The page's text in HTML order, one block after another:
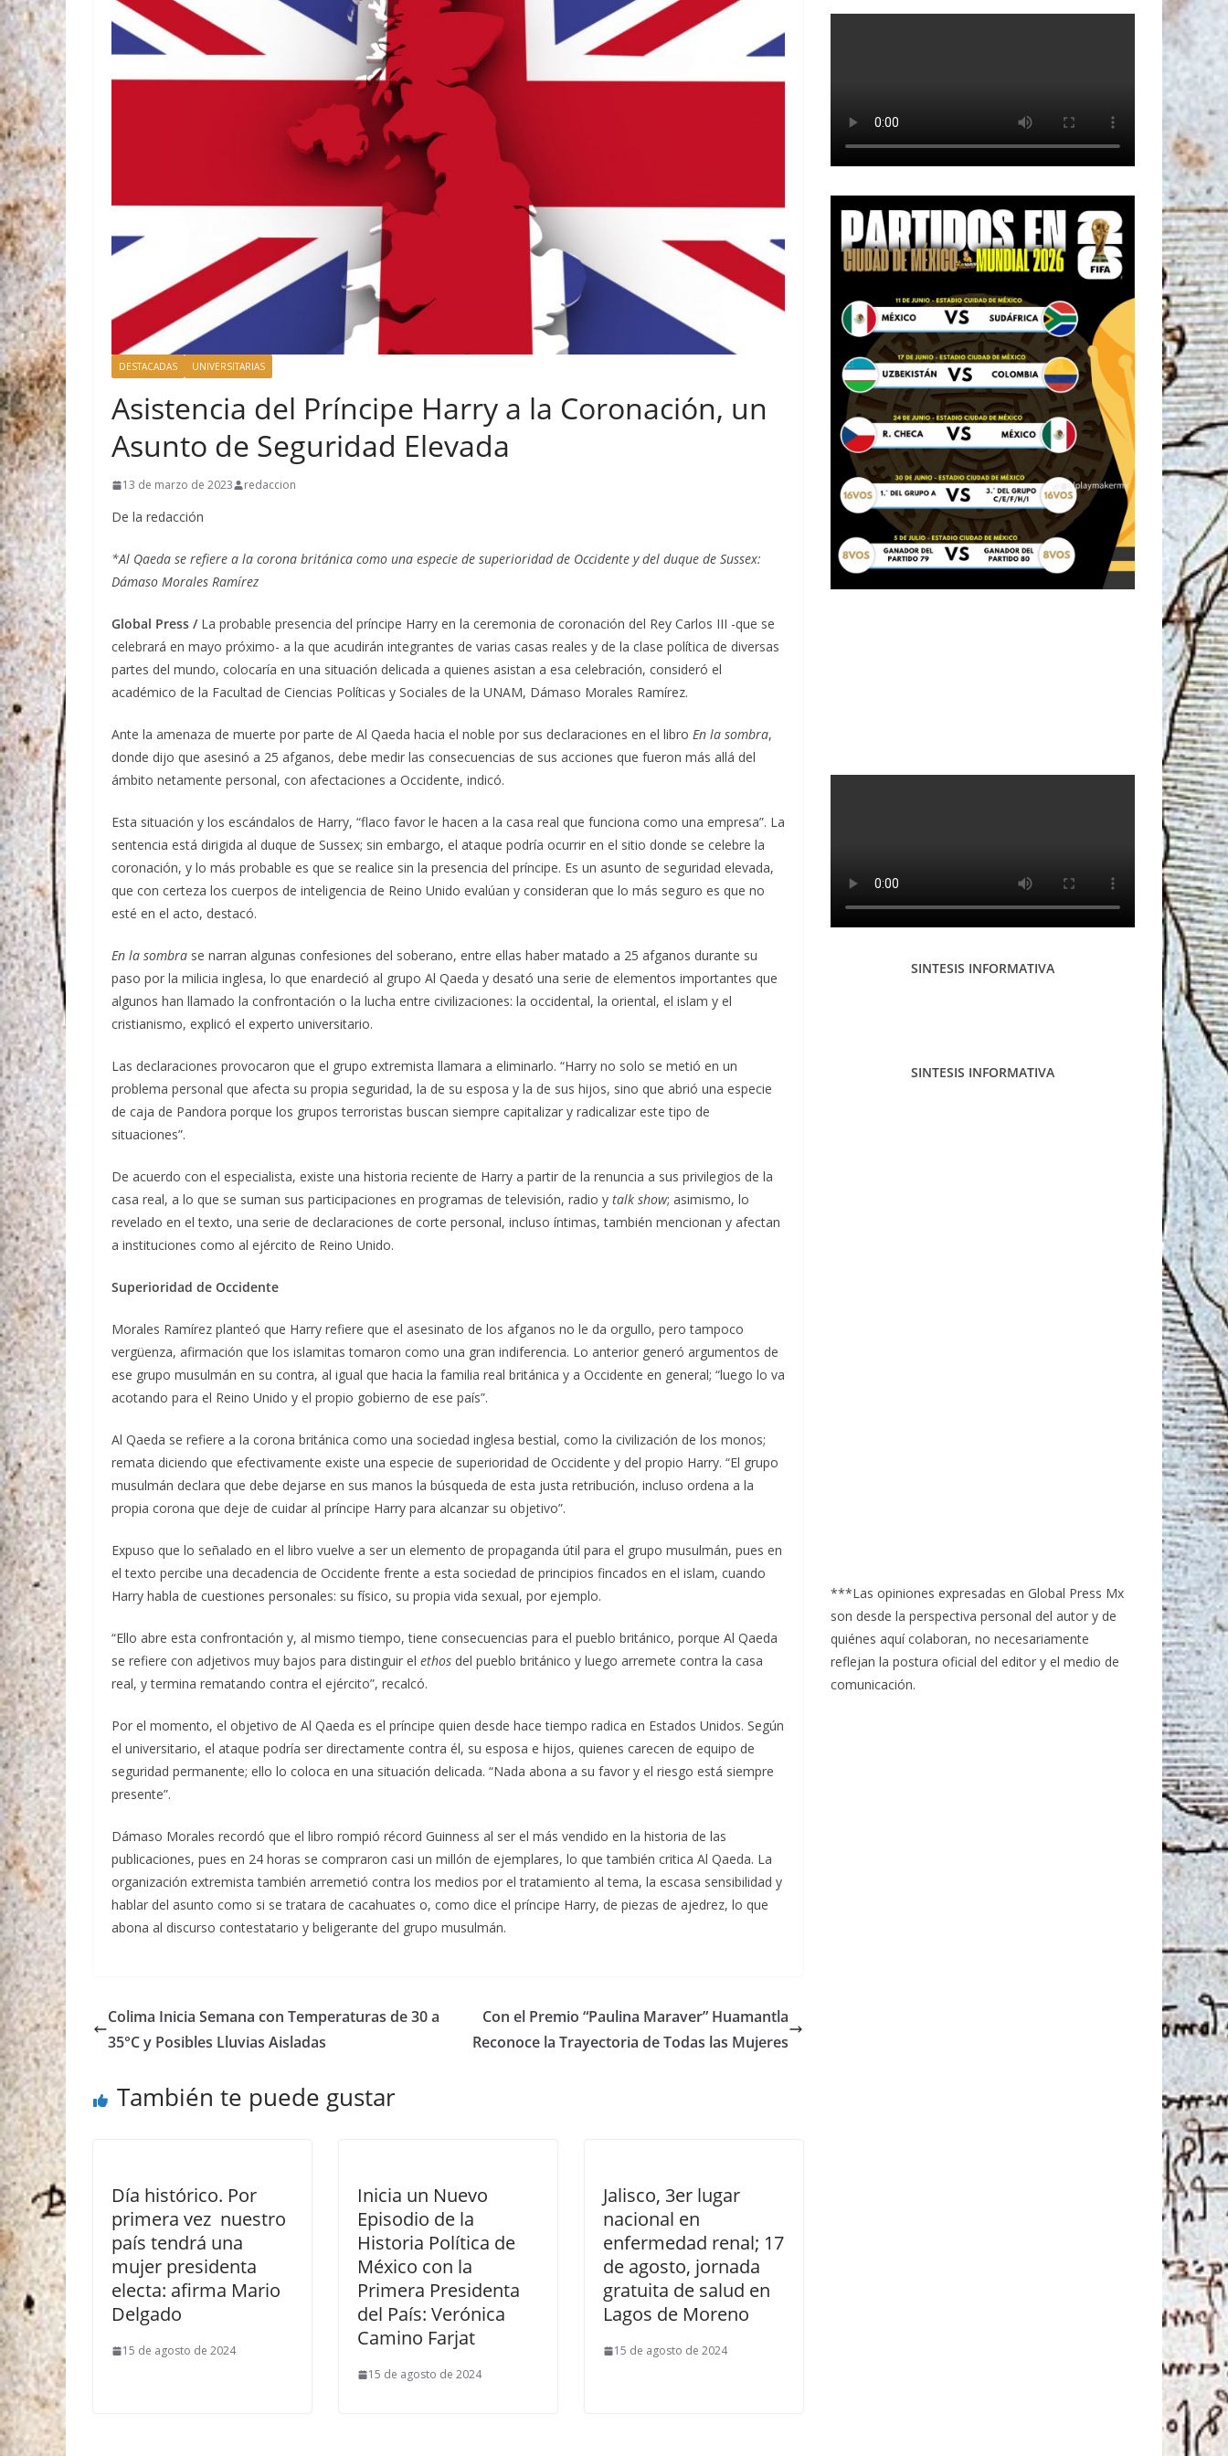
DESTACADAS UNIVERSITARIAS
Asistencia del Príncipe Harry a la Coronación, un
Asunto de Seguridad Elevada
13 de marzo de 2023 redaccion
De la redacción
*Al Qaeda se refiere a la corona británica como una especie de superioridad de Occidente y del duque de Sussex:
Dámaso Morales Ramírez
Global Press / La probable presencia del príncipe Harry en la ceremonia de coronación del Rey Carlos III -que se
celebrará en mayo próximo- a la que acudirán integrantes de varias casas reales y de la clase política de diversas
partes del mundo, colocaría en una situación delicada a quienes asistan a esa celebración, consideró el
académico de la Facultad de Ciencias Políticas y Sociales de la UNAM, Dámaso Morales Ramírez.
Ante la amenaza de muerte por parte de Al Qaeda hacia el noble por sus declaraciones en el libro En la sombra,
donde dijo que asesinó a 25 afganos, debe medir las consecuencias de sus acciones que fueron más allá del
ámbito netamente personal, con afectaciones a Occidente, indicó.
Esta situación y los escándalos de Harry, “flaco favor le hacen a la casa real que funciona como una empresa”. La
sentencia está dirigida al duque de Sussex; sin embargo, el ataque podría ocurrir en el sitio donde se celebre la
coronación, y lo más probable es que se realice sin la presencia del príncipe. Es un asunto de seguridad elevada,
que con certeza los cuerpos de inteligencia de Reino Unido evalúan y consideran que lo más seguro es que no
esté en el acto, destacó.
En la sombra se narran algunas confesiones del soberano, entre ellas haber matado a 25 afganos durante su
paso por la milicia inglesa, lo que enardeció al grupo Al Qaeda y desató una serie de elementos importantes que
algunos han llamado la confrontación o la lucha entre civilizaciones: la occidental, la oriental, el islam y el
cristianismo, explicó el experto universitario.
Las declaraciones provocaron que el grupo extremista llamara a eliminarlo. “Harry no solo se metió en un
problema personal que afecta su propia seguridad, la de su esposa y la de sus hijos, sino que abrió una especie
de caja de Pandora porque los grupos terroristas buscan siempre capitalizar y radicalizar este tipo de
situaciones”.
De acuerdo con el especialista, existe una historia reciente de Harry a partir de la renuncia a sus privilegios de la
casa real, a lo que se suman sus participaciones en programas de televisión, radio y talk show; asimismo, lo
revelado en el texto, una serie de declaraciones de corte personal, incluso íntimas, también mencionan y afectan
a instituciones como al ejército de Reino Unido.
Superioridad de Occidente
Morales Ramírez planteó que Harry refiere que el asesinato de los afganos no le da orgullo, pero tampoco
vergüenza, afirmación que los islamitas tomaron como una gran indiferencia. Lo anterior generó argumentos de
ese grupo musulmán en su contra, al igual que hacia la familia real británica y a Occidente en general; “luego lo va
acotando para el Reino Unido y el propio gobierno de ese país”.
Al Qaeda se refiere a la corona británica como una sociedad inglesa bestial, como la civilización de los monos;
remata diciendo que efectivamente existe una especie de superioridad de Occidente y del propio Harry. “El grupo
musulmán declara que debe dejarse en sus manos la búsqueda de esta justa retribución, incluso ordena a la
propia corona que deje de cuidar al príncipe Harry para alcanzar su objetivo”.
Expuso que lo señalado en el libro vuelve a ser un elemento de propaganda útil para el grupo musulmán, pues en
el texto percibe una decadencia de Occidente frente a esta sociedad de principios fincados en el islam, cuando
Harry habla de cuestiones personales: su físico, su propia vida sexual, por ejemplo.
“Ello abre esta confrontación y, al mismo tiempo, tiene consecuencias para el pueblo británico, porque Al Qaeda
se refiere con adjetivos muy bajos para distinguir el ethos del pueblo británico y luego arremete contra la casa
real, y termina rematando contra el ejército”, recalcó.
Por el momento, el objetivo de Al Qaeda es el príncipe quien desde hace tiempo radica en Estados Unidos. Según
el universitario, el ataque podría ser directamente contra él, su esposa e hijos, quienes carecen de equipo de
seguridad permanente; ello lo coloca en una situación delicada. “Nada abona a su favor y el riesgo está siempre
presente”.
Dámaso Morales recordó que el libro rompió récord Guinness al ser el más vendido en la historia de las
publicaciones, pues en 24 horas se compraron casi un millón de ejemplares, lo que también critica Al Qaeda. La
organización extremista también arremetió contra los medios por el tratamiento al tema, la escasa sensibilidad y
hablar del asunto como si se tratara de cacahuates o, como dice el príncipe Harry, de piezas de ajedrez, lo que
abona al discurso contestatario y beligerante del grupo musulmán.
Colima Inicia Semana con Temperaturas de 30 a
35°C y Posibles Lluvias Aisladas
Con el Premio “Paulina Maraver” Huamantla
Reconoce la Trayectoria de Todas las Mujeres
También te puede gustar
Día histórico. Por
primera vez nuestro
país tendrá una
mujer presidenta
electa: afirma Mario
Delgado
15 de agosto de 2024
Inicia un Nuevo
Episodio de la
Historia Política de
México con la
Primera Presidenta
del País: Verónica
Camino Farjat
15 de agosto de 2024
Jalisco, 3er lugar
nacional en
enfermedad renal; 17
de agosto, jornada
gratuita de salud en
Lagos de Moreno
15 de agosto de 2024
SINTESIS INFORMATIVA
SINTESIS INFORMATIVA
***Las opiniones expresadas en Global Press Mx
son desde la perspectiva personal del autor y de
quiénes aquí colaboran, no necesariamente
reflejan la postura oficial del editor y el medio de
comunicación.